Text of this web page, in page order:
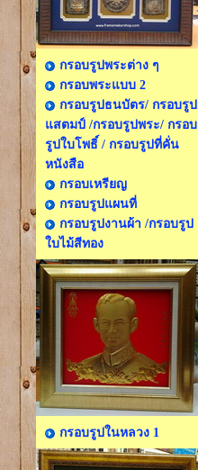
กรอบรูปพระต่าง ๆ
กรอบพระแบบ 2
กรอบรูปธนบัตร/ กรอบรูป
แสตมป์ /กรอบรูปพระ/ กรอบ
รูปใบโพธิ์ / กรอบรูปที่คั่น
หนังสือ
กรอบเหรียญ
กรอบรูปแผนที่
กรอบรูปงานผ้า /กรอบรูป
ใบไม้สีทอง
กรอบรูปในหลวง 1